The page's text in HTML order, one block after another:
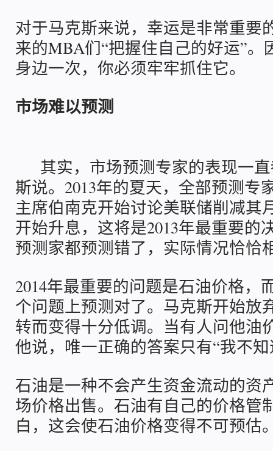
对于马克斯来说，幸运是非常重要
来的MBA们“把握住自己的好运”。
身边一次，你必须牢牢抓住它。
市场难以预测
其实，市场预测专家的表现一直
斯说。2013年的夏天，全部预测专
主席伯南克开始讨论美联储削减其
开始升息，这将是2013年最重要的
预测家都预测错了，实际情况恰恰
2014年最重要的问题是石油价格，
个问题上预测对了。马克斯开始放
转而变得十分低调。当有人问他油
他说，唯一正确的答案只有“我不知
石油是一种不会产生资金流动的资
场价格出售。石油有自己的价格管
白，这会使石油价格变得不可预估